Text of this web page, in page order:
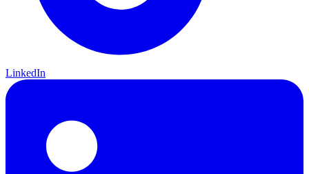
LinkedIn